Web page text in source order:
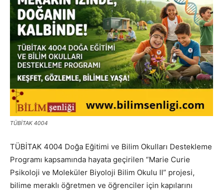
TÜBİTAK 4004
TÜBİTAK 4004 Doğa Eğitimi ve Bilim Okulları Destekleme
Programı kapsamında hayata geçirilen “Marie Curie
Psikoloji ve Moleküler Biyoloji Bilim Okulu II” projesi,
bilime meraklı öğretmen ve öğrenciler için kapılarını